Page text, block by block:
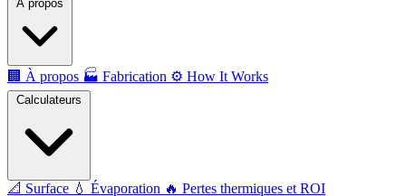
🏢 À propos 🏭 Fabrication ⚙️ How It Works
📐 Surface 💧 Évaporation 🔥 Pertes thermiques et ROI